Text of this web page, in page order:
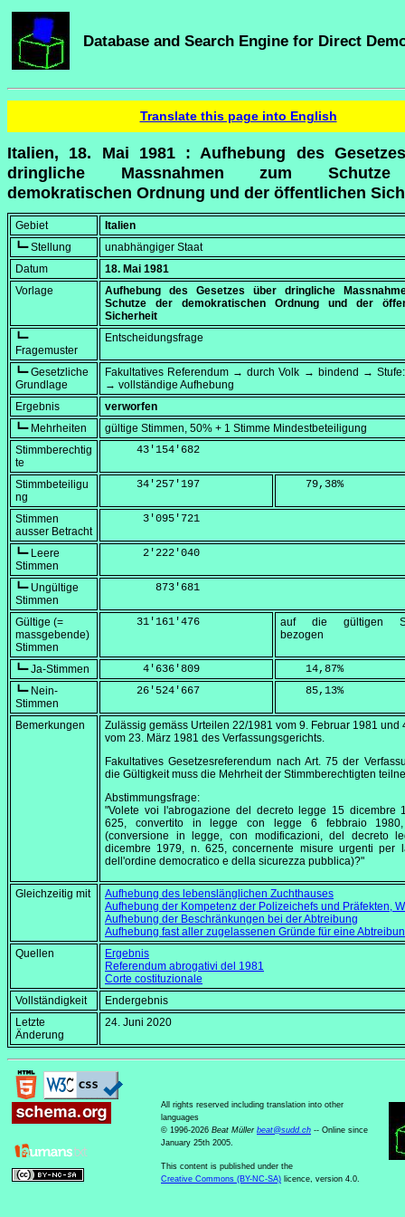
Database and Search Engine for Direct
Translate this page into English
Italien, 18. Mai 1981 : Aufhebung des
dringliche Massnahmen zum
demokratischen Ordnung und der öffentlichen
Gebiet
Italien
┗━ Stellung
unabhängiger Staat
Datum
18. Mai 1981
Vorlage
Aufhebung des Gesetzes über dringliche
Schutze der demokratischen Ordnung und der
Sicherheit
┗━
Fragemuster
Entscheidungsfrage
┗━ Gesetzliche
Grundlage
Fakultatives Referendum → durch Volk → bindend →
→ vollständige Aufhebung
Ergebnis
verworfen
┗━ Mehrheiten
gültige Stimmen, 50% + 1 Stimme Mindestbeteiligung
Stimmberechtig
te
     43'154'682
Stimmbeteiligu
ng
     34'257'197
    79,38
%
Stimmen
ausser Betracht
      3'095'721
┗━ Leere
Stimmen
      2'222'040
┗━ Ungültige
Stimmen
        873'681
Gültige (=
massgebende)
Stimmen
     31'161'476
auf die gültigen
bezogen
┗━ Ja-Stimmen
      4'636'809
    14,87
%
┗━ Nein-
Stimmen
     26'524'667
    85,13
%
Bemerkungen Zulässig gemäss Urteilen 22/1981 vom 9. Februar 1981 und
vom 23. März 1981 des Verfassungsgerichts.
Fakultatives Gesetzesreferendum nach Art. 75 der
die Gültigkeit muss die Mehrheit der Stimmberechtigten
Abstimmungsfrage:
"Volete voi l'abrogazione del decreto legge 15 dicembre
625, convertito in legge con legge 6 febbraio
(conversione in legge, con modificazioni, del decreto
dicembre 1979, n. 625, concernente misure urgenti per
dell'ordine democratico e della sicurezza pubblica)?"
Gleichzeitig mit
Aufhebung des lebenslänglichen Zuchthauses
Aufhebung der Kompetenz der Polizeichefs und Präfekten,
Aufhebung der Beschränkungen bei der Abtreibung
Aufhebung fast aller zugelassenen Gründe für eine
Quellen
Ergebnis
Referendum abrogativi del 1981
Corte costituzionale
Vollständigkeit
Endergebnis
Letzte
Änderung
24. Juni 2020
All rights reserved including translation into other
languages
© 1996-2026 Beat Müller beat@sudd.ch -- Online since
January 25th 2005.
This content is published under the
Creative Commons (BY-NC-SA) licence, version 4.0.